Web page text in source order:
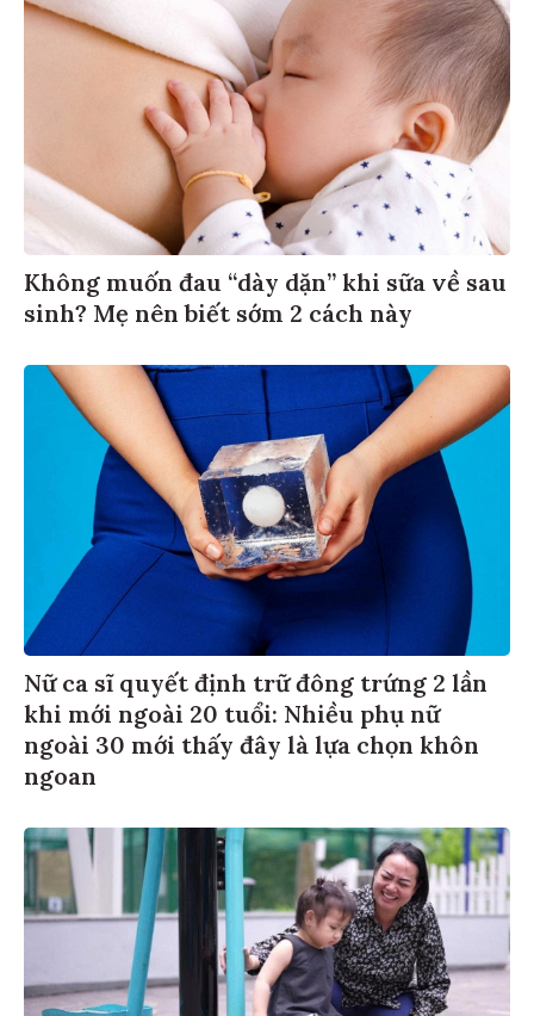
Không muốn đau “dày dặn” khi sữa về sau
sinh? Mẹ nên biết sớm 2 cách này
Nữ ca sĩ quyết định trữ đông trứng 2 lần
khi mới ngoài 20 tuổi: Nhiều phụ nữ
ngoài 30 mới thấy đây là lựa chọn khôn
ngoan